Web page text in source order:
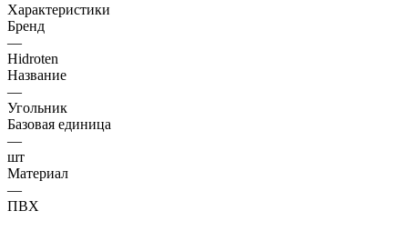
Характеристики
Бренд
—
Hidroten
Название
—
Угольник
Базовая единица
—
шт
Материал
—
ПВХ